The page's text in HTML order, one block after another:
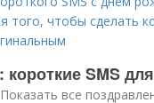
чтобы сделать
SMS
все